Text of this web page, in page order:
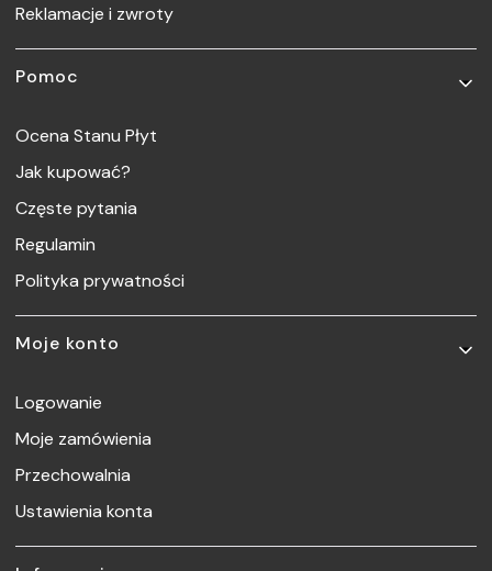
Reklamacje i zwroty
Pomoc
Ocena Stanu Płyt
Jak kupować?
Częste pytania
Regulamin
Polityka prywatności
Moje konto
Logowanie
Moje zamówienia
Przechowalnia
Ustawienia konta